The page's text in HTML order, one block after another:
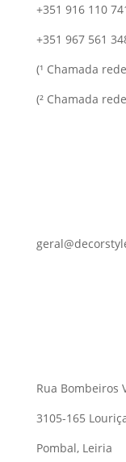
+351 916 110
+351 967 561
(¹ Chamada
(² Chamada
Rua Bombeiros
3105-165
Pombal, Leiria